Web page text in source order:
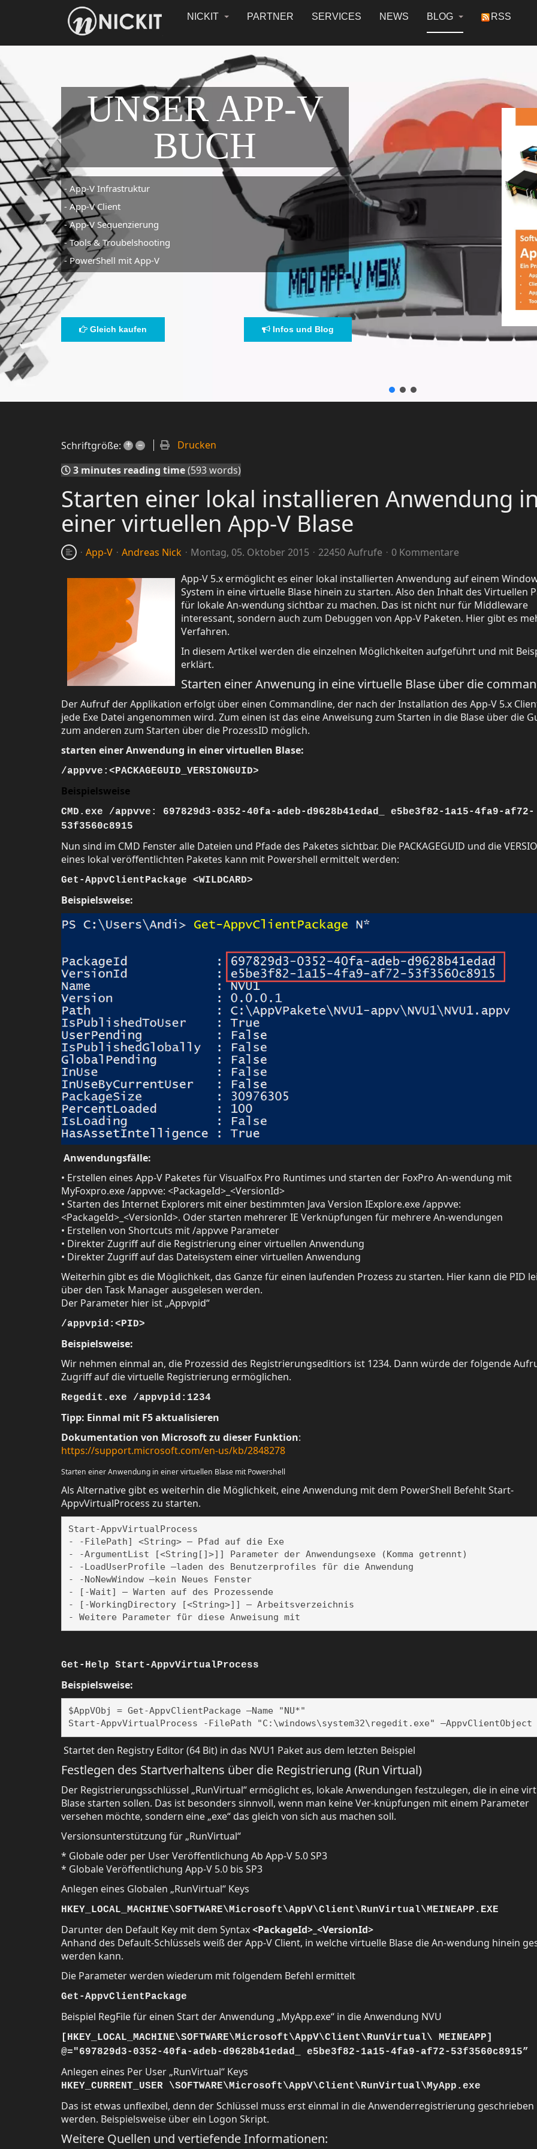
NICKIT PARTNER SERVICES NEWS BLOG RSS
UNSER APP-V
BUCH
- App-V Infrastruktur
- App-V Client
- App-V Sequenzierung
- Tools & Troubelshooting
- PowerShell mit App-V
Gleich kaufen Infos und Blog
Schriftgröße: + –
Drucken
3 minutes reading time(593 words)
Starten einer lokal installieren Anwendung
einer virtuellen App-V Blase
App-V Andreas Nick Montag, 05. Oktober 2015 22450 Aufrufe
0 Kommentare
App-V 5.x ermöglicht es einer lokal installierten Anwendung auf einem
System in eine virtuelle Blase hinein zu starten. Also den Inhalt des Virtuellen
für lokale An-wendung sichtbar zu machen. Das ist nicht nur für Middleware
interessant, sondern auch zum Debuggen von App-V Paketen. Hier gibt es
Verfahren.
In diesem Artikel werden die einzelnen Möglichkeiten aufgeführt und mit
erklärt.
Starten einer Anwenung in eine virtuelle Blase über die
Der Aufruf der Applikation erfolgt über einen Commandline, der nach der Installation des App-V 5.x
jede Exe Datei angenommen wird. Zum einen ist das eine Anweisung zum Starten in die Blase über die
zum anderen zum Starten über die ProzessID möglich.
starten einer Anwendung in einer virtuellen Blase:
/appvve:<PACKAGEGUID_VERSIONGUID>
Beispielsweise
CMD.exe /appvve: 697829d3-0352-40fa-adeb-d9628b41edad_ e5be3f82-1a15-4fa9-af72-
53f3560c8915
Nun sind im CMD Fenster alle Dateien und Pfade des Paketes sichtbar. Die PACKAGEGUID und die
eines lokal veröffentlichten Paketes kann mit Powershell ermittelt werden:
Get-AppvClientPackage <WILDCARD>
Beispielsweise:
Anwendungsfälle:
• Erstellen eines App-V Paketes für VisualFox Pro Runtimes und starten der FoxPro An-wendung mit
MyFoxpro.exe /appvve: <PackageId>_<VersionId>
• Starten des Internet Explorers mit einer bestimmten Java Version IExplore.exe /appvve:
<PackageId>_<VersionId>. Oder starten mehrerer IE Verknüpfungen für mehrere An-wendungen
• Erstellen von Shortcuts mit /appvve Parameter
• Direkter Zugriff auf die Registrierung einer virtuellen Anwendung
• Direkter Zugriff auf das Dateisystem einer virtuellen Anwendung
Weiterhin gibt es die Möglichkeit, das Ganze für einen laufenden Prozess zu starten. Hier kann die PID
über den Task Manager ausgelesen werden.
Der Parameter hier ist „Appvpid“
/appvpid:<PID>
Beispielsweise:
Wir nehmen einmal an, die Prozessid des Registrierungseditiors ist 1234. Dann würde der folgende
Zugriff auf die virtuelle Registrierung ermöglichen.
Regedit.exe /appvpid:1234
Tipp: Einmal mit F5 aktualisieren
Dokumentation von Microsoft zu dieser Funktion:
https://support.microsoft.com/en-us/kb/2848278
Starten einer Anwendung in einer virtuellen Blase mit Powershell
Als Alternative gibt es weiterhin die Möglichkeit, eine Anwendung mit dem PowerShell Befehlt Start-
AppvVirtualProcess zu starten.
Start-AppvVirtualProcess
- -FilePath] <String> – Pfad auf die Exe
- -ArgumentList [<String[]>]] Parameter der Anwendungsexe (Komma getrennt)
- -LoadUserProfile –laden des Benutzerprofiles für die Anwendung
- -NoNewWindow –kein Neues Fenster
- [-Wait] – Warten auf des Prozessende
- [-WorkingDirectory [<String>]] – Arbeitsverzeichnis
- Weitere Parameter für diese Anweisung mit
Get-Help Start-AppvVirtualProcess
Beispielsweise:
$AppVObj = Get-AppvClientPackage –Name "NU*"
Start-AppvVirtualProcess -FilePath "C:\windows\system32\regedit.exe" –AppvClientObject
Startet den Registry Editor (64 Bit) in das NVU1 Paket aus dem letzten Beispiel
Festlegen des Startverhaltens über die Registrierung (Run Virtual)
Der Registrierungsschlüssel „RunVirtual“ ermöglicht es, lokale Anwendungen festzulegen, die in eine
Blase starten sollen. Das ist besonders sinnvoll, wenn man keine Ver-knüpfungen mit einem Parameter
versehen möchte, sondern eine „exe“ das gleich von sich aus machen soll.
Versionsunterstützung für „RunVirtual“
* Globale oder per User Veröffentlichung Ab App-V 5.0 SP3
* Globale Veröffentlichung App-V 5.0 bis SP3
Anlegen eines Globalen „RunVirtual“ Keys
HKEY_LOCAL_MACHINE\SOFTWARE\Microsoft\AppV\Client\RunVirtual\MEINEAPP.EXE
Darunter den Default Key mit dem Syntax<PackageId>_<VersionId>
Anhand des Default-Schlüssels weiß der App-V Client, in welche virtuelle Blase die An-wendung hinein
werden kann.
Die Parameter werden wiederum mit folgendem Befehl ermittelt
Get-AppvClientPackage
Beispiel RegFile für einen Start der Anwendung „MyApp.exe“ in die Anwendung NVU
[HKEY_LOCAL_MACHINE\SOFTWARE\Microsoft\AppV\Client\RunVirtual\ MEINEAPP]
@="697829d3-0352-40fa-adeb-d9628b41edad_ e5be3f82-1a15-4fa9-af72-53f3560c8915”
Anlegen eines Per User „RunVirtual“ Keys
HKEY_CURRENT_USER \SOFTWARE\Microsoft\AppV\Client\RunVirtual\MyApp.exe
Das ist etwas unflexibel, denn der Schlüssel muss erst einmal in die Anwenderregistrierung geschrieben
werden. Beispielsweise über ein Logon Skript.
Weitere Quellen und vertiefende Informationen: